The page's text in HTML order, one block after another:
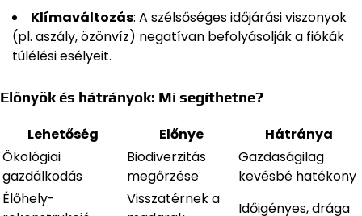
Klímaváltozás: A szélsőséges időjárási viszonyok
(pl. aszály, özönvíz) negatívan befolyásolják a fiókák
túlélési esélyeit.
Előnyök és hátrányok: Mi segíthetne?
Lehetőség Előnye
Hátránya
Ökológiai
gazdálkodás
Biodiverzitás
megőrzése
Gazdaságilag
kevésbé hatékony
Élőhely-
Visszatérnek a
Időigényes, drága